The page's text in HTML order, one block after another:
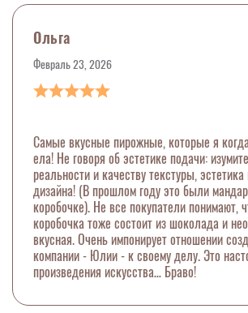
Ольга
Февраль 23, 2026
Самые вкусные пирожные, которые я
ела! Не говоря об эстетике подачи:
реальности и качеству текстуры,
дизайна! (В прошлом году это были
коробочке). Не все покупатели понимают,
коробочка тоже состоит из шоколада и
вкусная. Очень импонирует отношении
компании - Юлии - к своему делу. Это
произведения искусства… Браво!